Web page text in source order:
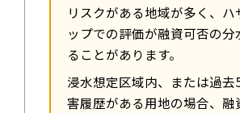
リスクがある地域が多く、ハ
ップでの評価が融資可否の分
ることがあります。
浸水想定区域内、または過去
害履歴がある用地の場合、融